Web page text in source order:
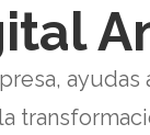
ayudas